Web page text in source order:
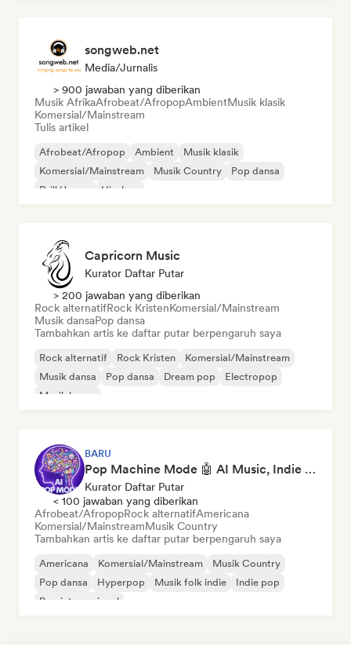
songweb.net
Media/Jurnalis
> 900 jawaban yang diberikan
Musik AfrikaAfrobeat/AfropopAmbientMusik klasik
Komersial/Mainstream
Tulis artikel
Afrobeat/Afropop Ambient
Musik klasik
Komersial/Mainstream
Musik Country
Pop dansa
Drill/Jersey
Hip-hop
Capricorn Music
Kurator Daftar Putar
> 200 jawaban yang diberikan
Rock alternatifRock KristenKomersial/Mainstream
Musik dansaPop dansa
Tambahkan artis ke daftar putar berpengaruh saya
Rock alternatif Rock Kristen
Komersial/Mainstream
Musik dansa
Pop dansa Dream pop
Electropop
Musik house
BARU
Pop Machine Mode 🤖 AI Music, Indie Pop & Dream Pop
Kurator Daftar Putar
< 100 jawaban yang diberikan
Afrobeat/AfropopRock alternatifAmericana
Komersial/MainstreamMusik Country
Tambahkan artis ke daftar putar berpengaruh saya
Americana Komersial/Mainstream
Musik Country
Pop dansa
Hyperpop Musik folk indie
Indie pop
Pop internasional